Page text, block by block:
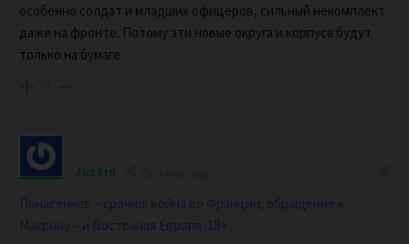
особенно солдат и младших офицеров, сильный некомплект
даже на фронте. Потому эти новые округа и корпуса будут
только на бумаге.
-3
Justin
Понасенков – срочно: война во Франции, обращение к
Макрону – и Восточная Европа. 18+